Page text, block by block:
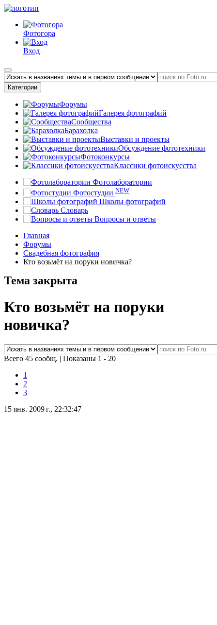
Фотогора
Вход
Категории
Форумы
Галерея фотографий
Сообщества
Барахолка
Выставки и проекты
Обсуждение фототехники
Фотоконкурсы
Классики фотоискусства
Фотолаборатории
Фотостудии NEW
Школы фотографий
Словарь
Вопросы и ответы
Главная
Форумы
Свадебная фотография
Кто возьмёт на поруки новичка?
Тема закрыта
Кто возьмёт на поруки
новичка?
Всего 45 сообщ. | Показаны 1 - 20
1
2
3
15 янв. 2009 г., 22:32:47